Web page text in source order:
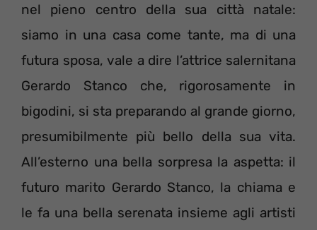
nel pieno centro della sua città natale:
siamo in una casa come tante, ma di una
futura sposa, vale a dire l’attrice salernitana
Gerardo Stanco che, rigorosamente in
bigodini, si sta preparando al grande giorno,
presumibilmente più bello della sua vita.
All’esterno una bella sorpresa la aspetta: il
futuro marito Gerardo Stanco, la chiama e
le fa una bella serenata insieme agli artisti